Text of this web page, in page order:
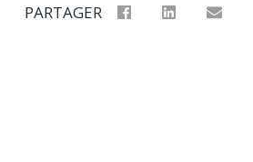
PARTAGER